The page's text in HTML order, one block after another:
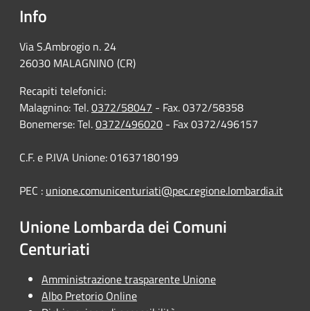
Info
Via S.Ambrogio n. 24
26030 MALAGNINO (CR)
Recapiti telefonici:
Malagnino: Tel.0372/58047 - Fax. 0372/58358
Bonemerse: Tel.0372/496020 - Fax 0372/496157
C.F. e P.IVA Unione: 01637180199
PEC : unione.comunicenturiati@pec.regione.lombardia.it
Unione Lombarda dei Comuni
Centuriati
Amministrazione trasparente Unione
Albo Pretorio Online